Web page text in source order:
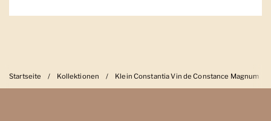
Startseite / Kollektionen / Klein Constantia Vin de Constance Magnum